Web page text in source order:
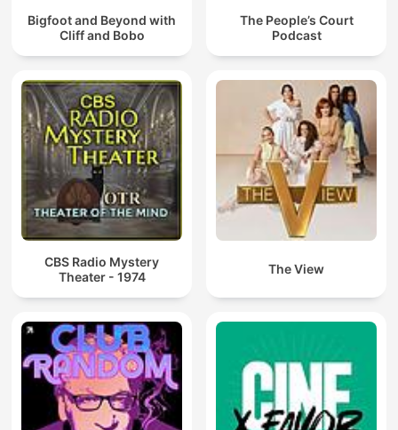
Bigfoot and Beyond with
Cliff and Bobo
The People’s Court
Podcast
CBS Radio Mystery
Theater - 1974
The View